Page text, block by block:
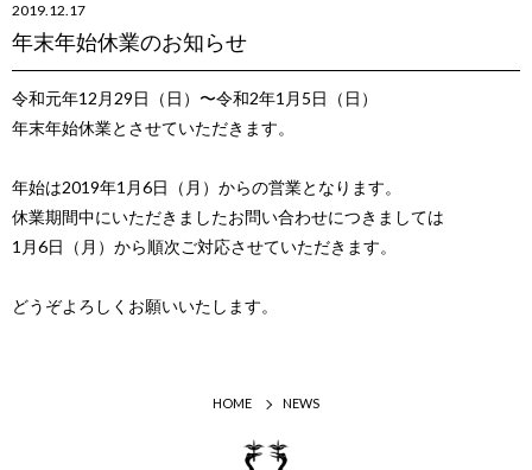
2019.12.17
年末年始休業のお知らせ
令和元年12月29日（日）〜令和2年1月5日（日）
年末年始休業とさせていただきます。
年始は2019年1月6日（月）からの営業となります。
休業期間中にいただきましたお問い合わせにつきましては
1月6日（月）から順次ご対応させていただきます。
どうぞよろしくお願いいたします。
HOME NEWS